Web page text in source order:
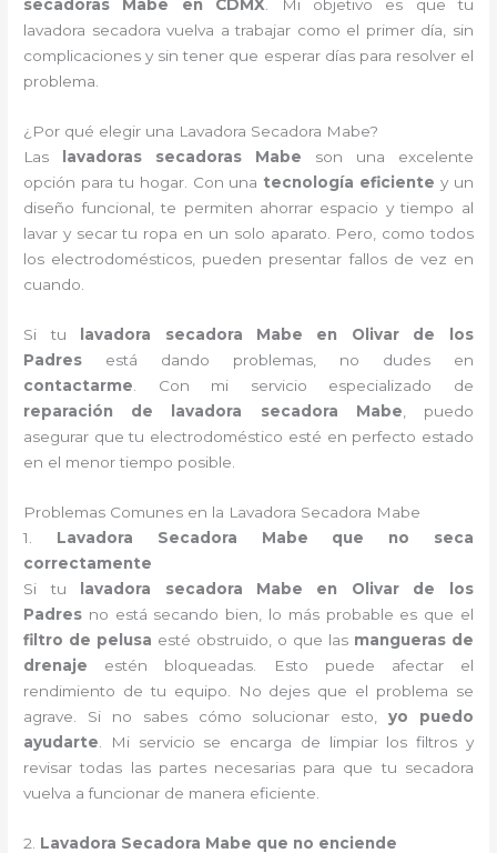
secadoras Mabe en CDMX. Mi objetivo es que tu
lavadora secadora vuelva a trabajar como el primer día, sin
complicaciones y sin tener que esperar días para resolver el
problema.
¿Por qué elegir una Lavadora Secadora Mabe?
Las
lavadoras secadoras Mabe son una excelente
opción para tu hogar. Con una tecnología eficiente y un
diseño funcional, te permiten ahorrar espacio y tiempo al
lavar y secar tu ropa en un solo aparato. Pero, como todos
los electrodomésticos, pueden presentar fallos de vez en
cuando.
Si tu
lavadora secadora Mabe en Olivar de los
Padres está dando problemas, no dudes en
contactarme . Con mi servicio especializado de
reparación de lavadora secadora Mabe , puedo
asegurar que tu electrodoméstico esté en perfecto estado
en el menor tiempo posible.
Problemas Comunes en la Lavadora Secadora Mabe
1. Lavadora Secadora Mabe que no seca
correctamente
Si tu
lavadora secadora Mabe en Olivar de los
Padres no está secando bien, lo más probable es que el
filtro de pelusa esté obstruido, o que las mangueras de
drenaje estén bloqueadas. Esto puede afectar el
rendimiento de tu equipo. No dejes que el problema se
agrave. Si no sabes cómo solucionar esto,yo puedo
ayudarte . Mi servicio se encarga de limpiar los filtros y
revisar todas las partes necesarias para que tu secadora
vuelva a funcionar de manera eficiente.
2. Lavadora Secadora Mabe que no enciende